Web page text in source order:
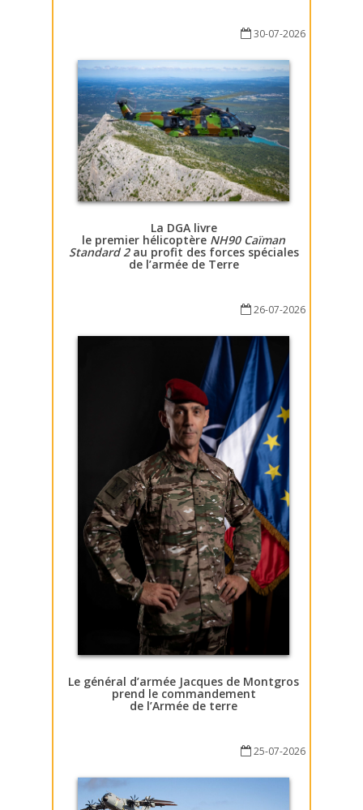
30-07-2026
La DGA livre
le premier hélicoptère NH90 Caïman
Standard 2au profit des forces spéciales
de l’armée de Terre
26-07-2026
Le général d’armée Jacques de Montgros
prend le commandement
de l’Armée de terre
25-07-2026